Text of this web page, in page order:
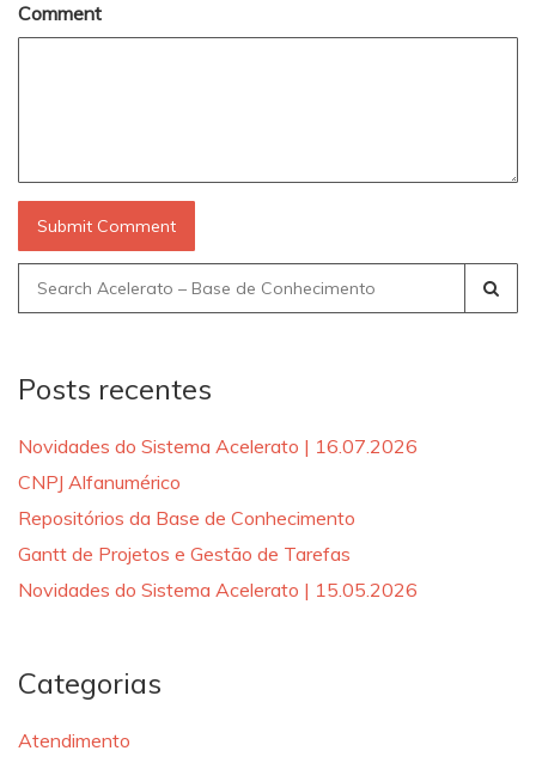
Comment
Search
for:
Posts recentes
Novidades do Sistema Acelerato | 16.07.2026
CNPJ Alfanumérico
Repositórios da Base de Conhecimento
Gantt de Projetos e Gestão de Tarefas
Novidades do Sistema Acelerato | 15.05.2026
Categorias
Atendimento